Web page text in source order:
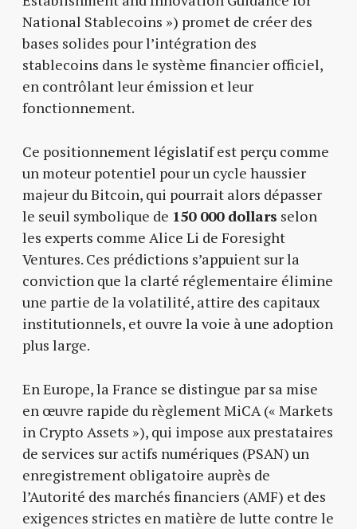
National Stablecoins ») promet de créer des
bases solides pour l’intégration des
stablecoins dans le système financier officiel,
en contrôlant leur émission et leur
fonctionnement.
Ce positionnement législatif est perçu comme
un moteur potentiel pour un cycle haussier
majeur du Bitcoin, qui pourrait alors dépasser
le seuil symbolique de 150 000 dollars selon
les experts comme Alice Li de Foresight
Ventures. Ces prédictions s’appuient sur la
conviction que la clarté réglementaire élimine
une partie de la volatilité, attire des capitaux
institutionnels, et ouvre la voie à une adoption
plus large.
En Europe, la France se distingue par sa mise
en œuvre rapide du règlement MiCA (« Markets
in Crypto Assets »), qui impose aux prestataires
de services sur actifs numériques (PSAN) un
enregistrement obligatoire auprès de
l’Autorité des marchés financiers (AMF) et des
exigences strictes en matière de lutte contre le